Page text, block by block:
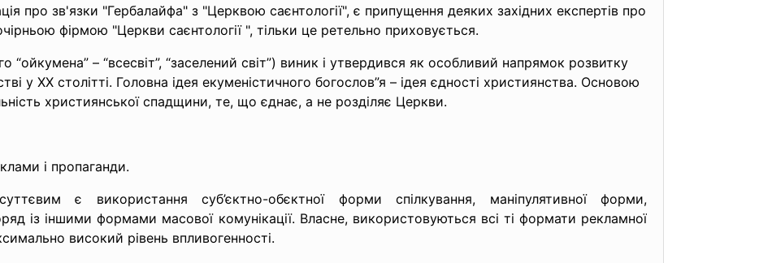
про зв'язки "Гербалайфа" з "Церквою саєнтології", є припущення деяких західних експертів про
фірмою "Церкви саєнтології ", тільки це ретельно приховується.
“ойкумена” – “всесвіт”, “заселений світ”) виник і утвердився як особливий напрямок розвитку
у ХХ столітті. Головна ідея екуменістичного богослов”я – ідея єдності християнства. Основою
християнської спадщини, те, що єднає, а не розділяє Церкви.
і пропаганди.
є використання суб’єктно-обєктної форми спілкування, маніпулятивної форми,
із іншими формами масової комунікації. Власне, використовуються всі ті формати рекламної
високий рівень впливогенності.